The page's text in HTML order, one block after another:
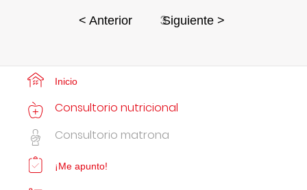
< Anterior 3Siguiente >
Inicio
Consultorio nutricional
Consultorio matrona
¡Me apunto!